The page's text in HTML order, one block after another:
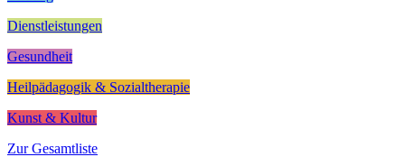
Dienstleistungen
Gesundheit
Heilpädagogik & Sozialtherapie
Kunst & Kultur
Zur Gesamtliste